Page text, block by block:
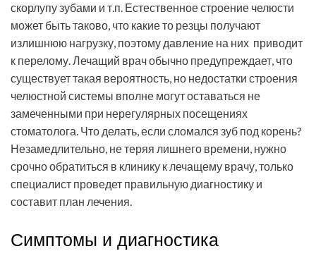
скорлупу зубами и т.п. Естественное строение челюсти
может быть таково, что какие то резцы получают
излишнюю нагрузку, поэтому давление на них приводит
к перелому. Лечащий врач обычно предупреждает, что
существует такая вероятность, но недостатки строения
челюстной системы вполне могут оставаться не
замеченными при нерегулярных посещениях
стоматолога. Что делать, если сломался зуб под корень?
Незамедлительно, не теряя лишнего времени, нужно
срочно обратиться в клинику к лечащему врачу, только
специалист проведет правильную диагностику и
составит план лечения.
Симптомы и диагностика